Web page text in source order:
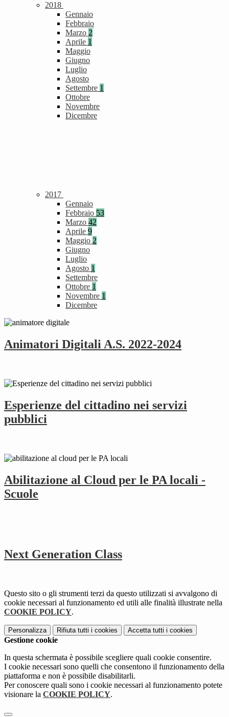
2018
Gennaio
Febbraio
Marzo 2
Aprile 1
Maggio
Giugno
Luglio
Agosto
Settembre 1
Ottobre
Novembre
Dicembre
2017
Gennaio
Febbraio 53
Marzo 42
Aprile 9
Maggio 2
Giugno
Luglio
Agosto 1
Settembre
Ottobre 1
Novembre 1
Dicembre
Animatori Digitali A.S. 2022-2024
Esperienze del cittadino nei servizi
pubblici
Abilitazione al Cloud per le PA locali -
Scuole
Next Generation Class
Questo sito o gli strumenti terzi da questo utilizzati si avvalgono di
cookie necessari al funzionamento ed utili alle finalità illustrate nella
COOKIE POLICY.
Personalizza Rifiuta tutti i cookies Accetta tutti i cookies
Gestione cookie
In questa schermata è possibile scegliere quali cookie consentire.
I cookie necessari sono quelli che consentono il funzionamento della
piattaforma e non è possibile disabilitarli.
Per conoscere quali sono i cookie necessari al funzionamento potete
visionare la COOKIE POLICY.